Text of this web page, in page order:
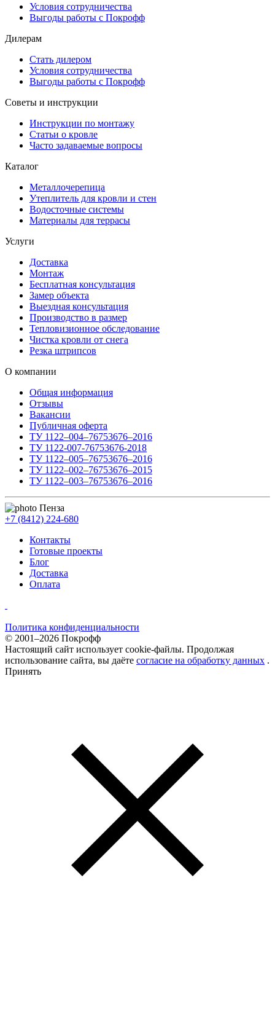
Условия сотрудничества
Выгоды работы с Покрофф
Дилерам
Стать дилером
Условия сотрудничества
Выгоды работы с Покрофф
Советы и инструкции
Инструкции по монтажу
Статьи о кровле
Часто задаваемые вопросы
Каталог
Металлочерепица
Утеплитель для кровли и стен
Водосточные системы
Материалы для террасы
Услуги
Доставка
Монтаж
Бесплатная консультация
Замер объекта
Выездная консультация
Производство в размер
Тепловизионное обследование
Чистка кровли от снега
Резка штрипсов
О компании
Общая информация
Отзывы
Вакансии
Публичная оферта
ТУ 1122–004–76753676–2016
ТУ 1122-007-76753676-2018
ТУ 1122–005–76753676–2016
ТУ 1122–002–76753676–2015
ТУ 1122–003–76753676–2016
Пенза
+7 (8412) 224-680
Контакты
Готовые проекты
Блог
Доставка
Оплата
Политика конфиденциальности
© 2001–2026 Покрофф
Настоящий сайт использует cookie-файлы. Продолжая
использование сайта, вы даёте согласие на обработку данных .
Принять